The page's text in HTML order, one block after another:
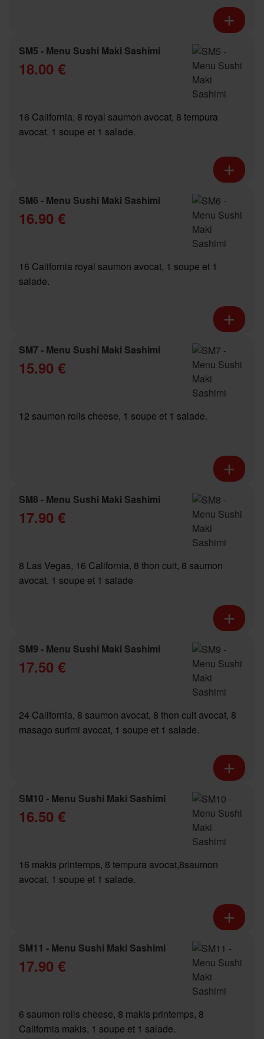
SM5 - Menu Sushi Maki Sashimi
18.00 €
16 California, 8 royal saumon avocat, 8 tempura
avocat, 1 soupe et 1 salade.
SM6 - Menu Sushi Maki Sashimi
16.90 €
16 California royal saumon avocat, 1 soupe et 1
salade.
SM7 - Menu Sushi Maki Sashimi
15.90 €
12 saumon rolls cheese, 1 soupe et 1 salade.
SM8 - Menu Sushi Maki Sashimi
17.90 €
8 Las Vegas, 16 California, 8 thon cuit, 8 saumon
avocat, 1 soupe et 1 salade
SM9 - Menu Sushi Maki Sashimi
17.50 €
24 California, 8 saumon avocat, 8 thon cuit avocat, 8
masago surimi avocat, 1 soupe et 1 salade.
SM10 - Menu Sushi Maki Sashimi
16.50 €
16 makis printemps, 8 tempura avocat,8saumon
avocat, 1 soupe et 1 salade.
SM11 - Menu Sushi Maki Sashimi
17.90 €
6 saumon rolls cheese, 8 makis printemps, 8
California makis, 1 soupe et 1 salade.